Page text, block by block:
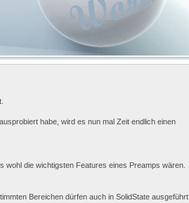
habe, wird es nun mal Zeit endlich einen
wohl die wichtigsten Features eines Preamps wären.
Bereichen dürfen auch in SolidState ausgeführt